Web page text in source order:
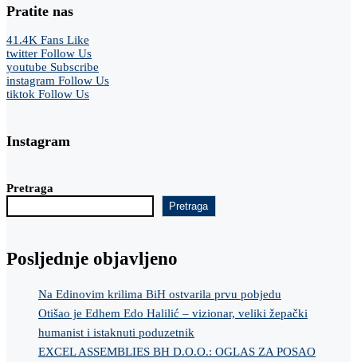
Pratite nas
41.4K Fans Like
twitter Follow Us
youtube Subscribe
instagram Follow Us
tiktok Follow Us
Instagram
Pretraga
Pretraga
Posljednje objavljeno
Na Edinovim krilima BiH ostvarila prvu pobjedu
Otišao je Edhem Edo Halilić – vizionar, veliki žepački
humanist i istaknuti poduzetnik
EXCEL ASSEMBLIES BH D.O.O.: OGLAS ZA POSAO